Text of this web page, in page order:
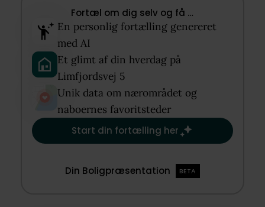
Fortæl om dig selv og få …​
En personlig fortælling genereret
med AI​
Et glimt af din hverdag på
Limfjordsvej 5​
Unik data om nærområdet og
naboernes favoritsteder​
Start din fortælling her
Din Boligpræsentation BETA